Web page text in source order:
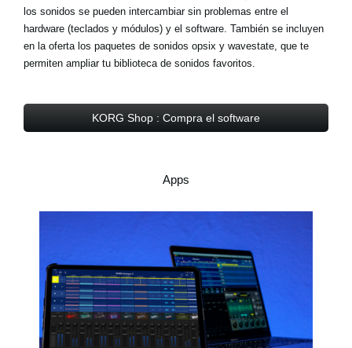
los sonidos se pueden intercambiar sin problemas entre el
hardware (teclados y módulos) y el software. También se incluyen
en la oferta los paquetes de sonidos opsix y wavestate , que te
permiten ampliar tu biblioteca de sonidos favoritos.
KORG Shop : Compra el software
Apps